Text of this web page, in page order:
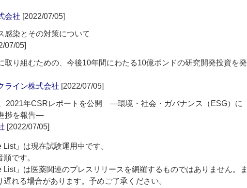
会社 [2022/07/05]
感染とその対策について
07/05]
取り組むための、今後10年間にわたる10億ポンドの研究開発投資を発
ライン株式会社 [2022/07/05]
2021年CSRレポートを公開 ―環境・社会・ガバナンス（ESG）に
捗を報告―
[2022/07/05]
」は現在試験運用中です。
です。
List」は医薬関連のプレスリリースを網羅するものではありません。ま
れる場合があります。予めご了承ください。